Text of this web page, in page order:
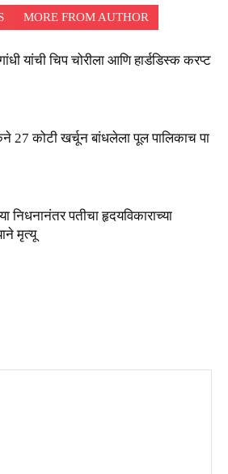
MORE FROM AUTHOR
यांची चिप चोरीला आणि हार्डडिस्क करप्ट
27 कोटी खर्चून बांधलेला पूल पालिकाच पा
निधनानंतर पतीचा हृदयविकाराच्या
मृत्यू